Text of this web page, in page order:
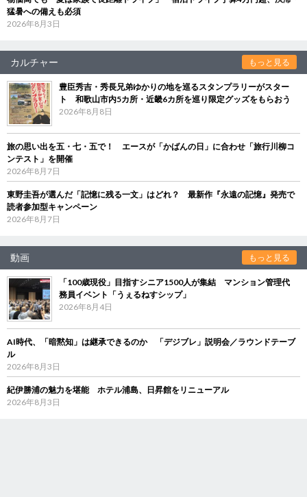
猛暑への備えも必須
2026年8月3日
カルチャー もっと見る
豊臣秀吉・秀長兄弟ゆかりの地を巡るスタンプラリーがスター
ト 和歌山市内5カ所・近畿6カ所を巡り限定グッズをもらおう
2026年8月8日
旅の思い出を五・七・五で！ エースが「かばんの日」に合わせ「旅行川柳コ
ンテスト」を開催
2026年8月7日
東野圭吾が選んだ「記憶に残る一文」はどれ？ 最新作『永遠の記憶』発売で
読者参加型キャンペーン
2026年8月7日
動画 もっと見る
「100歳現役」目指すシニア1500人が集結 マンション管理代
務員イベント「うぇるねすシップ」
2026年8月4日
AI時代、「暗黙知」は継承できるのか 「デジブレ」説明会／ラウンドテーブ
ル
2026年8月3日
紀伊勝浦の魅力を堪能 ホテル浦島、日昇館をリニューアル
2026年8月3日